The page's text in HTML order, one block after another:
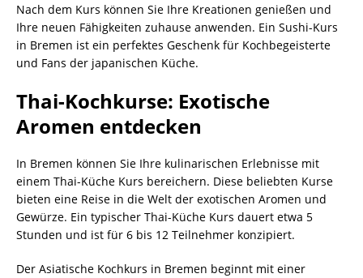
Nach dem Kurs können Sie Ihre Kreationen genießen und
Ihre neuen Fähigkeiten zuhause anwenden. Ein Sushi-Kurs
in Bremen ist ein perfektes Geschenk für Kochbegeisterte
und Fans der japanischen Küche.
Thai-Kochkurse: Exotische
Aromen entdecken
In Bremen können Sie Ihre kulinarischen Erlebnisse mit
einem Thai-Küche Kurs bereichern. Diese beliebten Kurse
bieten eine Reise in die Welt der exotischen Aromen und
Gewürze. Ein typischer Thai-Küche Kurs dauert etwa 5
Stunden und ist für 6 bis 12 Teilnehmer konzipiert.
Der Asiatische Kochkurs in Bremen beginnt mit einer